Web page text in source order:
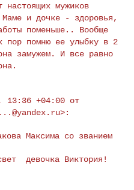
мужиков
Маме и дочке - здоровья,
поменьше.. Вообще
помню ее улыбку в 2
замужем. И все равно
13:36 +04:00 от
>:
Максима со званием
девочка Виктория!